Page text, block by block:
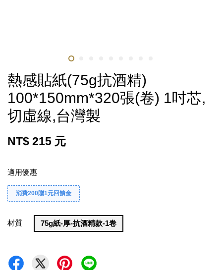
熱感貼紙(75g抗酒精)
100*150mm*320張(卷) 1吋芯,
切虛線,台灣製
NT$ 215 元
適用優惠
消費200贈1元回饋金
材質 75g紙-厚-抗酒精款-1卷